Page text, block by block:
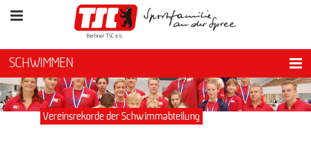
SCHWIMMEN
Vereinsrekorde der Schwimmabteilung